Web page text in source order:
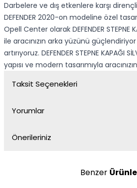
Darbelere ve dış etkenlere karşı dirençli
DEFENDER 2020-on modeline özel
Opell Center olarak DEFENDER STEPNE
ile aracınızın arka yüzünü
artırıyoruz. DEFENDER STEPNE KAPAĞI
yapısı ve modern tasarımıyla
Taksit Seçenekleri
Yorumlar
Önerileriniz
Benzer